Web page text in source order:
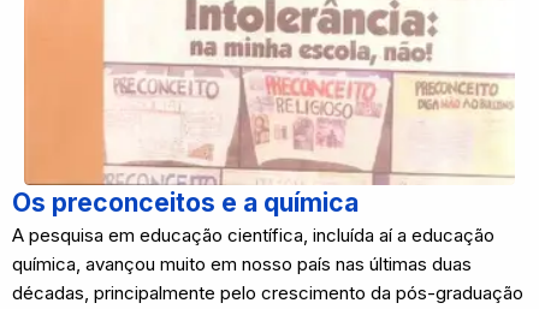
Os preconceitos e a química
A pesquisa em educação científica, incluída aí a educação
química, avançou muito em nosso país nas últimas duas
décadas, principalmente pelo crescimento da pós-graduação